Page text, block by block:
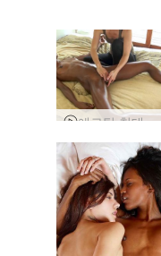
에로틱 침대 마사지